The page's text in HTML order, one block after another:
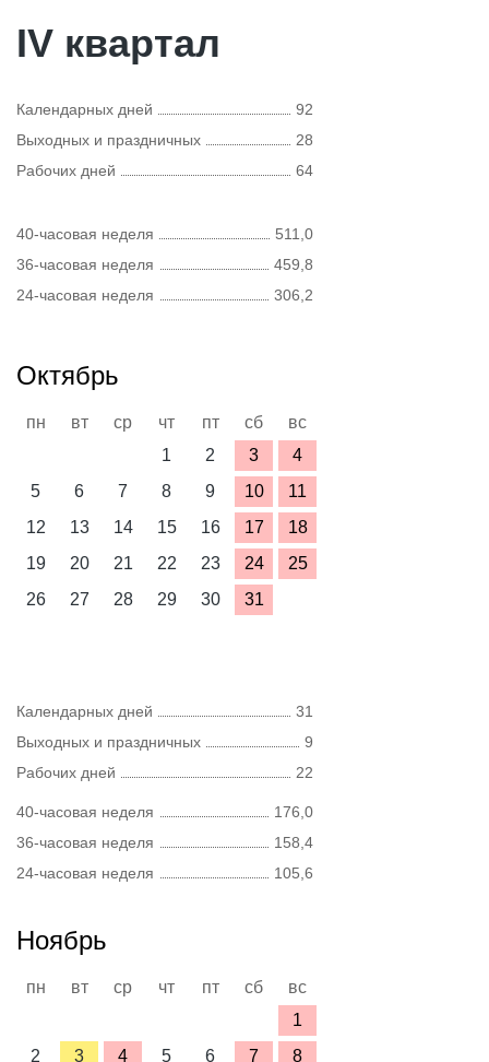
IV квартал
Календарных дней
92
Выходных и праздничных
28
Рабочих дней
64
40-часовая неделя
511,0
36-часовая неделя
459,8
24-часовая неделя
306,2
Октябрь
пн вт ср чт пт сб
вс
1
2 3
4
5
6 7 8 9 10
11
12
13 14 15 16 17
18
19
20 21 22 23 24
25
26
27 28 29 30 31
Календарных дней
31
Выходных и праздничных
9
Рабочих дней
22
40-часовая неделя
176,0
36-часовая неделя
158,4
24-часовая неделя
105,6
Ноябрь
пн вт ср чт пт сб
вс
1
2
3 4 5 6 7 8